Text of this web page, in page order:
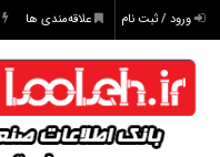
ورود / ثبت نام علاقه‌مندی ها